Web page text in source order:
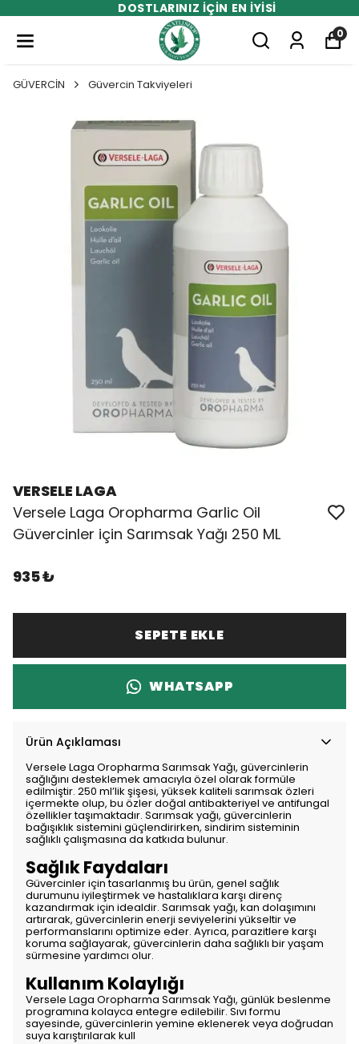
DOSTLARINIZ İÇİN EN İYİSİ
0
GÜVERCİN Güvercin Takviyeleri
VERSELE LAGA
Versele Laga Oropharma Garlic Oil
Güvercinler için Sarımsak Yağı 250 ML
935 ₺
SEPETE EKLE
WHATSAPP
Ürün Açıklaması
Versele Laga Oropharma Sarımsak Yağı, güvercinlerin
sağlığını desteklemek amacıyla özel olarak formüle
edilmiştir. 250 ml’lik şişesi, yüksek kaliteli sarımsak özleri
içermekte olup, bu özler doğal antibakteriyel ve antifungal
özellikler taşımaktadır. Sarımsak yağı, güvercinlerin
bağışıklık sistemini güçlendirirken, sindirim sisteminin
sağlıklı çalışmasına da katkıda bulunur.
Sağlık Faydaları
Güvercinler için tasarlanmış bu ürün, genel sağlık
durumunu iyileştirmek ve hastalıklara karşı direnç
kazandırmak için idealdir. Sarımsak yağı, kan dolaşımını
artırarak, güvercinlerin enerji seviyelerini yükseltir ve
performanslarını optimize eder. Ayrıca, parazitlere karşı
koruma sağlayarak, güvercinlerin daha sağlıklı bir yaşam
sürmesine yardımcı olur.
Kullanım Kolaylığı
Versele Laga Oropharma Sarımsak Yağı, günlük beslenme
programına kolayca entegre edilebilir. Sıvı formu
sayesinde, güvercinlerin yemine eklenerek veya doğrudan
suya karıştırılarak kull